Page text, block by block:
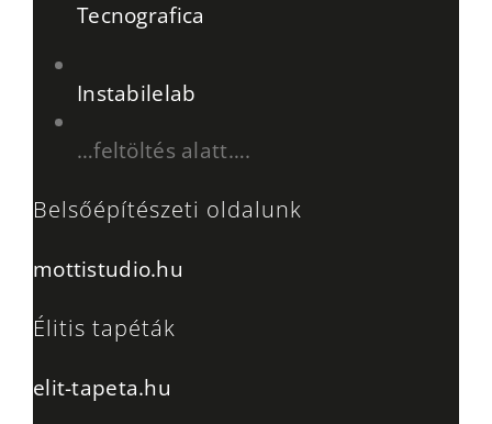
Tecnografica
Instabilelab
…feltöltés alatt….
Belsőépítészeti oldalunk
mottistudio.hu
Élitis tapéták
elit-tapeta.hu